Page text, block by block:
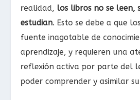
realidad, los libros no se leen,
estudian. Esto se debe a que
fuente inagotable de
aprendizaje, y requieren una
reflexión activa por parte del
poder comprender y asimilar